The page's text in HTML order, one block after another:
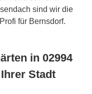
sind wir die
für Bernsdorf.
in 02994
Stadt